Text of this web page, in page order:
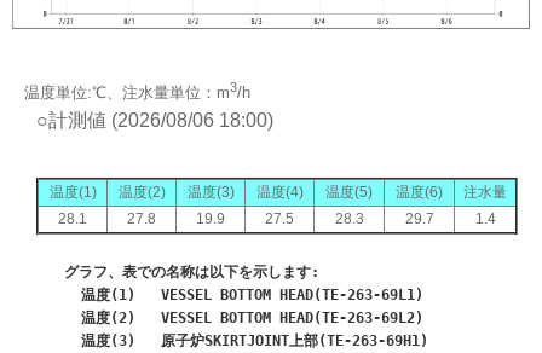
温度単位:℃、注水量単位：m3/h
○計測値 (2026/08/06 18:00)
温度(1) 温度(2) 温度(3) 温度(4) 温度(5) 温度(6)
注水量
28.1
27.8 19.9 27.5 28.3 29.7 1.4
    グラフ、表での名称は以下を示します:
      温度(1)   VESSEL BOTTOM HEAD(TE-263-69L1)
      温度(2)   VESSEL BOTTOM HEAD(TE-263-69L2)
      温度(3)   原子炉SKIRTJOINT上部(TE-263-69H1)